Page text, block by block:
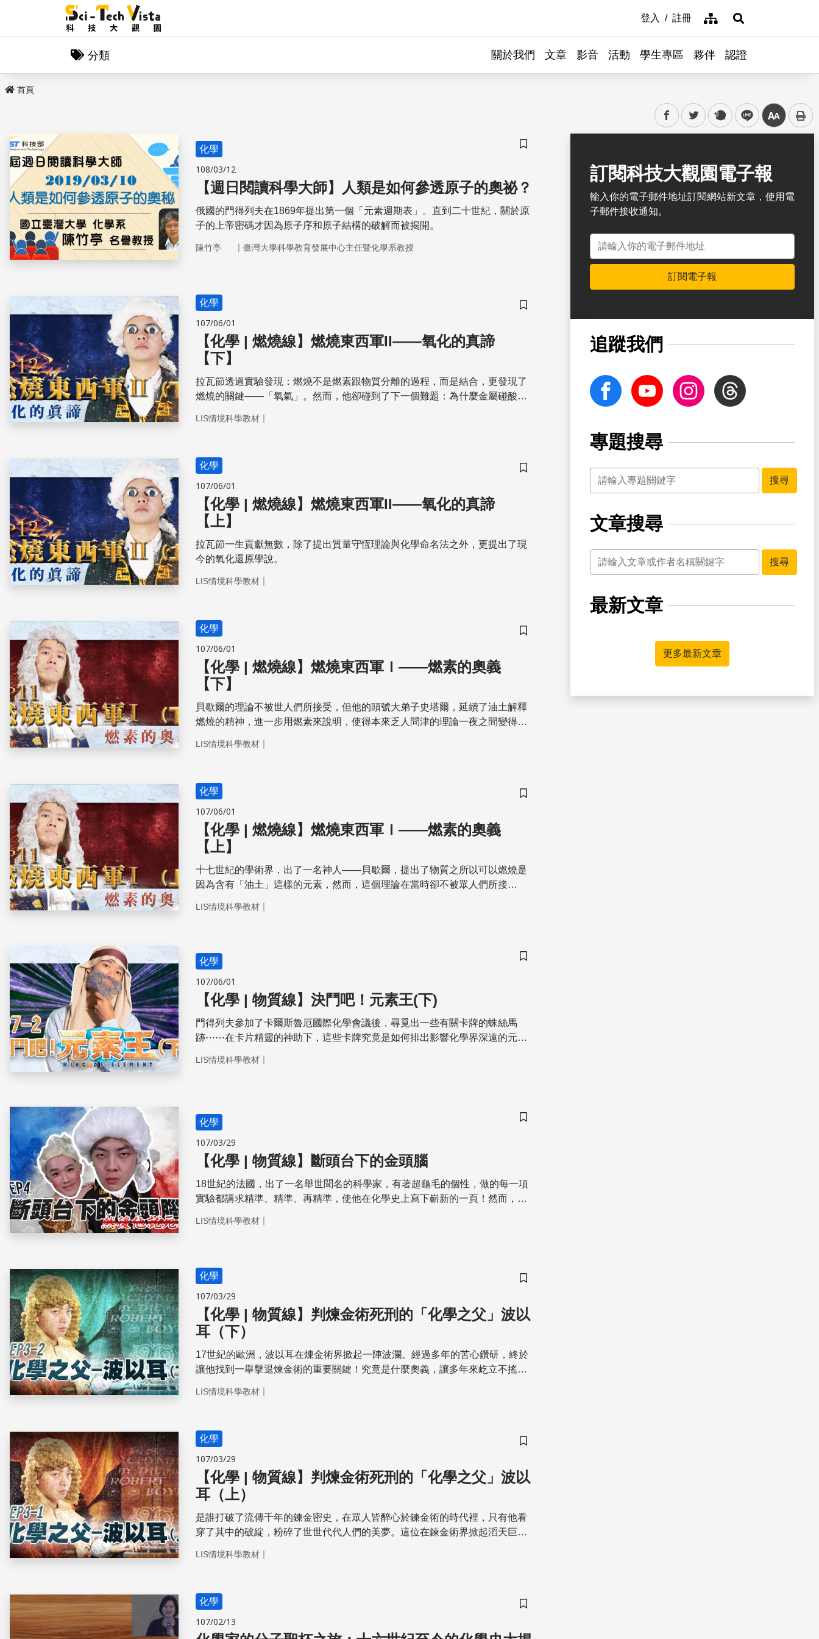
登入 註冊 網站導覽展開搜尋
分類 關於我們 文章 影音 活動 學生專區 夥伴 認證
首頁
facebooktwitter plurk line 中
儲存書籤
化學
108/03/12
【週日閱讀科學大師】人類是如何參透原子的奧祕？
俄國的門得列夫在1869年提出第一個「元素週期表」。直到二十世紀，關於原
子的上帝密碼才因為原子序和原子結構的破解而被揭開。
陳竹亭 ｜ 臺灣大學科學教育發展中心主任暨化學系教授
儲存書籤
化學
107/06/01
【化學 | 燃燒線】燃燒東西軍II——氧化的真諦
【下】
拉瓦節透過實驗發現：燃燒不是燃素跟物質分離的過程，而是結合，更發現了
燃燒的關鍵——「氧氣」。然而，他卻碰到了下一個難題：為什麼金屬碰酸產
LIS情境科學教材｜
儲存書籤
化學
107/06/01
【化學 | 燃燒線】燃燒東西軍II——氧化的真諦
【上】
拉瓦節一生貢獻無數，除了提出質量守恆理論與化學命名法之外，更提出了現
今的氧化還原學說。
LIS情境科學教材｜
儲存書籤
化學
107/06/01
【化學 | 燃燒線】燃燒東西軍Ｉ——燃素的奧義
【下】
貝歇爾的理論不被世人們所接受，但他的頭號大弟子史塔爾，延續了油土解釋
燃燒的精神，進一步用燃素來說明，使得本來乏人問津的理論一夜之間變得聲
LIS情境科學教材｜
儲存書籤
化學
107/06/01
【化學 | 燃燒線】燃燒東西軍Ｉ——燃素的奧義
【上】
十七世紀的學術界，出了一名神人——貝歇爾，提出了物質之所以可以燃燒是
因為含有「油土」這樣的元素，然而，這個理論在當時卻不被眾人們所接
LIS情境科學教材｜
儲存書籤
化學
107/06/01
【化學 | 物質線】決鬥吧！元素王(下)
門得列夫參加了卡爾斯魯厄國際化學會議後，尋覓出一些有關卡牌的蛛絲馬
跡⋯⋯在卡片精靈的神助下，這些卡牌究竟是如何排出影響化學界深遠的元素
LIS情境科學教材｜
儲存書籤
化學
107/03/29
【化學 | 物質線】斷頭台下的金頭腦
18世紀的法國，出了一名舉世聞名的科學家，有著超龜毛的個性，做的每一項
實驗都講求­精準、精準、再精準，使他在化學史上寫下嶄新的一頁！然而，在
LIS情境科學教材｜
儲存書籤
化學
107/03/29
【化學 | 物質線】判煉金術死刑的「化學之父」波以
耳（下）
17世紀的歐洲，波以耳在煉金術界掀起一陣波瀾。經過多年的苦心鑽研，終於
讓他找到一舉擊退煉金術的重要關鍵！究竟是什麼奧義，讓多年來屹立不搖的
LIS情境科學教材｜
儲存書籤
化學
107/03/29
【化學 | 物質線】判煉金術死刑的「化學之父」波以
耳（上）
是誰打破了流傳千年的鍊金密史，在眾人皆醉心於鍊金術的時代裡，只有他看
穿了其中的破綻，粉碎了世世代代人們的美夢。這位在鍊金術界掀起滔天巨浪
LIS情境科學教材｜
儲存書籤
化學
107/02/13
訂閱科技大觀園電子報
輸入你的電子郵件地址訂閱網站新文章，使用電
子郵件接收通知。
電子郵件地址
訂閱電子報
追蹤我們
facebook Youtube InstagramThreads
專題搜尋
關鍵字
搜尋
文章搜尋
關鍵字
搜尋
最新文章
更多最新文章